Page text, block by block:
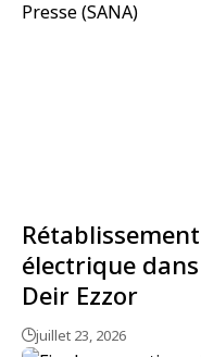
électrique
Deir Ezzor
juillet 23, 2026